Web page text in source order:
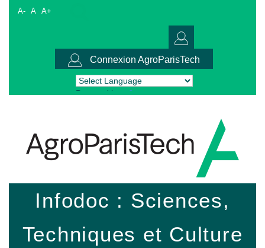
A- A A+
Connexion AgroParisTech
Powered by Translate
Infodoc : Sciences,
Techniques et Culture